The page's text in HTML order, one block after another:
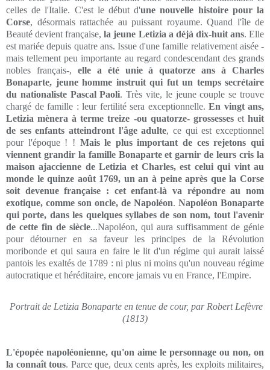
celles de l'Italie. C'est le début d'une nouvelle histoire pour la
Corse, désormais rattachée au puissant royaume. Quand l'île de
Beauté devient française,la jeune Letizia a déjà dix-huit ans. Elle
est mariée depuis quatre ans. Issue d'une famille relativement aisée -
mais tellement peu importante au regard condescendant des grands
nobles français-, elle a été unie à quatorze ans à Charles
Bonaparte, jeune homme instruit qui fut un temps secrétaire
du nationaliste Pascal Paoli. Très vite, le jeune couple se trouve
chargé de famille : leur fertilité sera exceptionnelle. En vingt ans,
Letizia mènera à terme treize -ou quatorze- grossessesethuit
de ses enfants atteindront l'âge adulte, ce qui est exceptionnel
pour l'époque ! ! Mais le plus important de ces rejetons qui
viennent grandir la famille Bonaparte et garnir de leurs cris la
maison ajaccienne de Letizia et Charles, est celui qui vint au
monde le quinze août 1769, un an à peine après que la Corse
soit devenue française : cet enfant-là va répondre au nom
exotique, comme son oncle, de Napoléon. Napoléon Bonaparte
qui porte, dans les quelques syllabes de son nom, tout l'avenir
de cette fin de siècle...Napoléon, qui aura suffisamment de génie
pour détourner en sa faveur les principes de la Révolution
moribonde et qui saura en faire le lit d'un régime qui aurait laissé
pantois les exaltés de 1789 : ni plus ni moins qu'un nouveau régime
autocratique et héréditaire, encore jamais vu en France, l'Empire.
Portrait de Letizia Bonaparte en tenue de cour, par Robert Lefèvre
(1813)
L'épopée napoléonienne, qu'on aime le personnage ou non, on
la connaît tous. Parce que, deux cents après, les exploits militaires,